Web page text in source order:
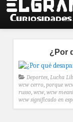
¿Por
Deportes, Lucha
wcw cerro, porque
russo, wcw, wcw
wcw significado en